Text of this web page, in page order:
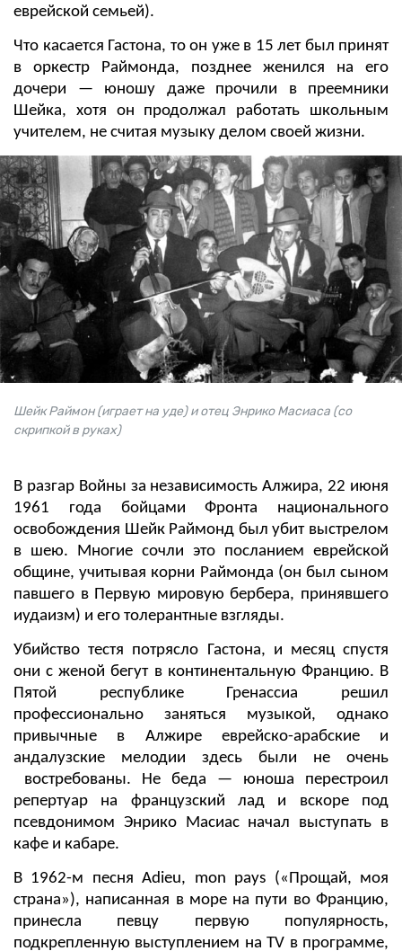
еврейской семьей).
Что касается Гастона, то он уже в 15 лет был принят
в оркестр Раймонда, позднее женился на его
дочери — юношу даже прочили в преемники
Шейка, хотя он продолжал работать школьным
учителем, не считая музыку делом своей жизни.
Шейк Раймон (играет на уде) и отец Энрико Масиаса (со
скрипкой в руках)
В разгар Войны за независимость Алжира, 22 июня
1961 года бойцами Фронта национального
освобождения Шейк Раймонд был убит выстрелом
в шею. Многие сочли это посланием еврейской
общине, учитывая корни Раймонда (он был сыном
павшего в Первую мировую бербера, принявшего
иудаизм) и его толерантные взгляды.
Убийство тестя потрясло Гастона, и месяц спустя
они с женой бегут в континентальную Францию. В
Пятой республике Гренассиа решил
профессионально заняться музыкой, однако
привычные в Алжире еврейско-арабские и
андалузские мелодии здесь были не очень
востребованы. Не беда — юноша перестроил
репертуар на французский лад и вскоре под
псевдонимом Энрико Масиас начал выступать в
кафе и кабаре.
В 1962-м песня Adieu, mon pays («Прощай, моя
страна»), написанная в море на пути во Францию,
принесла певцу первую популярность,
подкрепленную выступлением наTV в программе,